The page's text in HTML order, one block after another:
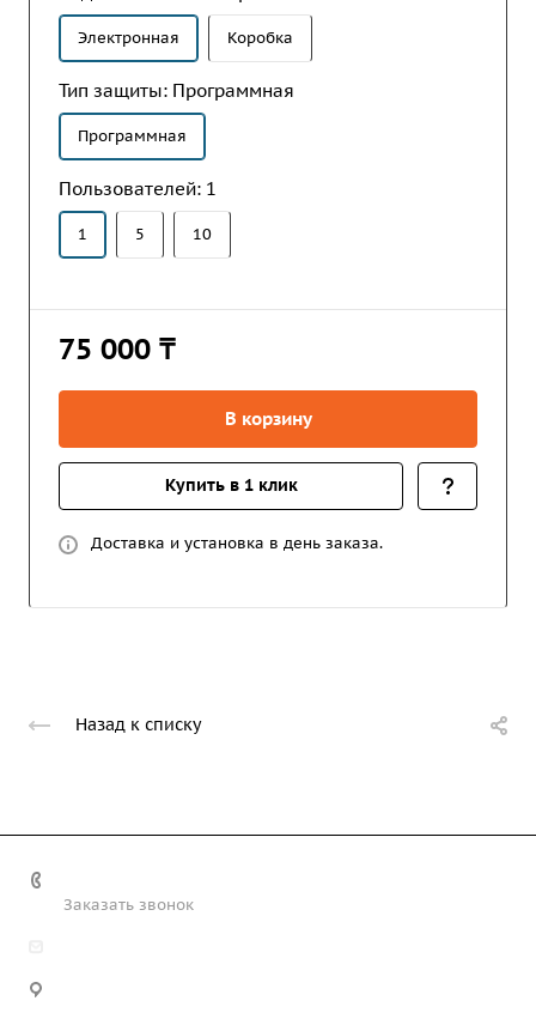
Электронная Коробка
Тип защиты: Программная
Программная
Пользователей: 1
1 5 10
75 000 ₸
В корзину
Купить в 1 клик
Доставка и установка в день заказа.
Назад к списку
Заказать звонок